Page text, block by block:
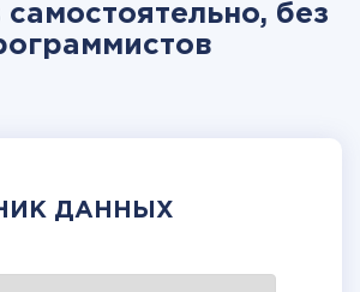
самостоятельно, без
ДАННЫХ